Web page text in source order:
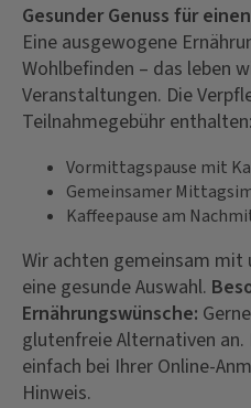
Gesunder Genuss für
Eine ausgewogene
Wohlbefinden – das leben
Veranstaltungen. Die
Teilnahmegebühr enthalten:
Vormittagspause mit
Gemeinsamer
Kaffeepause am
Wir achten gemeinsam
eine gesunde Auswahl.
Ernährungswünsche:
glutenfreie Alternativen an.
einfach bei Ihrer Online-
Hinweis.